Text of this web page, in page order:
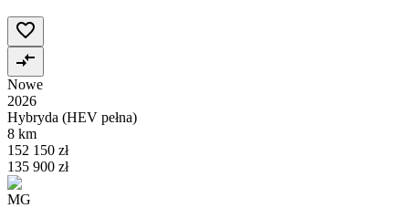
Nowe
2026
Hybryda (HEV pełna)
8 km
152 150 zł
135 900 zł
MG